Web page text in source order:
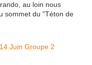
au loin nous
sommet du "Téton de